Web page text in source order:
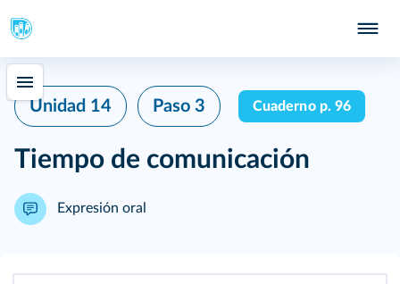
Unidad 14 Paso 3 Cuaderno p. 96
Tiempo de comunicación
Expresión oral